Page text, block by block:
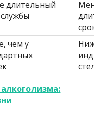
длительный
чем у